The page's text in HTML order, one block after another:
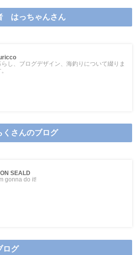
はっちゃんさん
らし、ブログデザイン、海釣りについて綴りま
さんのブログ
SEALD
gonna do it!
ログ